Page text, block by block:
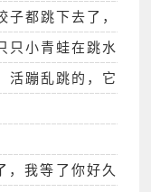
都跳下去了，
只小青蛙在跳水
活蹦乱跳的，它
，我等了你好久